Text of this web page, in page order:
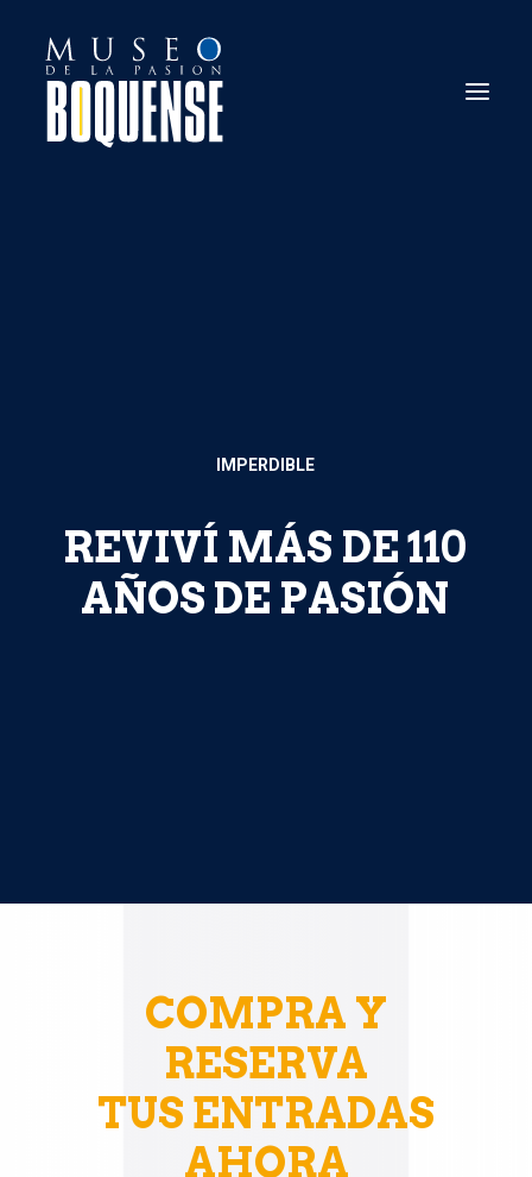
PREGUNTAS FRECUENTESIMPERDIBLE
REVIVÍ MÁS DE110
AÑOS DE PASIÓN
COMPRA Y
RESERVA
TUS ENTRADAS
AHORA